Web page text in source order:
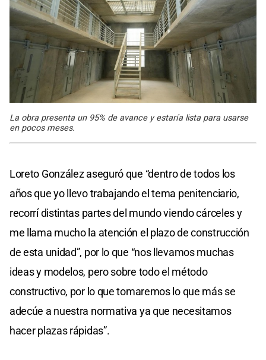
La obra presenta un 95% de avance y estaría lista para usarse
en pocos meses.
Loreto González aseguró que “dentro de todos los
años que yo llevo trabajando el tema penitenciario,
recorrí distintas partes del mundo viendo cárceles y
me llama mucho la atención el plazo de construcción
de esta unidad”, por lo que “nos llevamos muchas
ideas y modelos, pero sobre todo el método
constructivo, por lo que tomaremos lo que más se
adecúe a nuestra normativa ya que necesitamos
hacer plazas rápidas”.